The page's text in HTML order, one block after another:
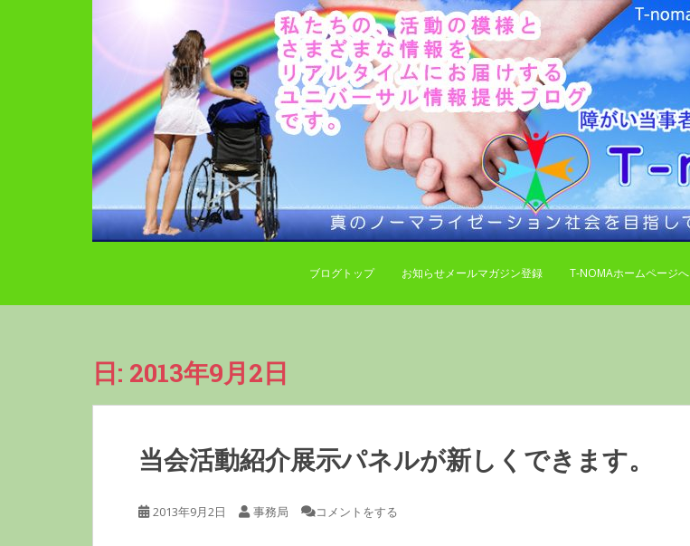
e
ブログトップ お知らせメールマガジン登録 T-NOMAホームページへ
日: 2013年9月2日
当会活動紹介展示パネルが新しくできます。
2013年9月2日 事務局 コメントをする